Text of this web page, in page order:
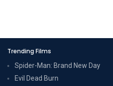
Trending Films
Spider-Man: Brand New Day
Evil Dead Burn